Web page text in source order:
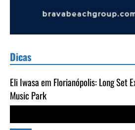
Dicas
Eli Iwasa em Florianópolis: Long Set
Music Park